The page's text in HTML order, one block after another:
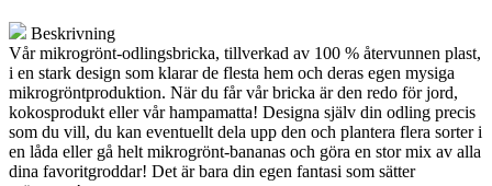
Beskrivning
Vår mikrogrönt-odlingsbricka, tillverkad av 100 % återvunnen plast,
i en stark design som klarar de flesta hem och deras egen mysiga
mikrogröntproduktion. När du får vår bricka är den redo för jord,
kokosprodukt eller vår hampamatta! Designa själv din odling precis
som du vill, du kan eventuellt dela upp den och plantera flera sorter i
en låda eller gå helt mikrogrönt-bananas och göra en stor mix av alla
dina favoritgroddar! Det är bara din egen fantasi som sätter